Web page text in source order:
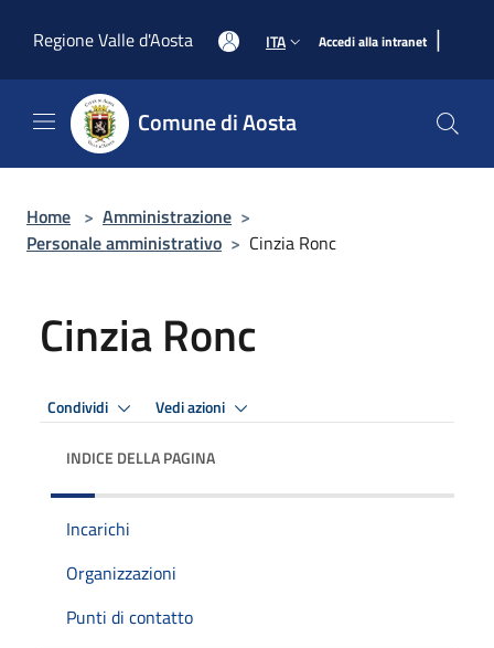
Regione Valle d'Aosta
ITA Accedi alla intranet |
Comune di Aosta
Home > Amministrazione >
Personale amministrativo > Cinzia Ronc
Cinzia Ronc
Condividi Vedi azioni
INDICE DELLA PAGINA
Incarichi
Organizzazioni
Punti di contatto